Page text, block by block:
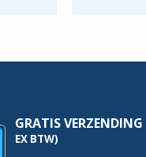
GRATIS VERZENDING
EX BTW)